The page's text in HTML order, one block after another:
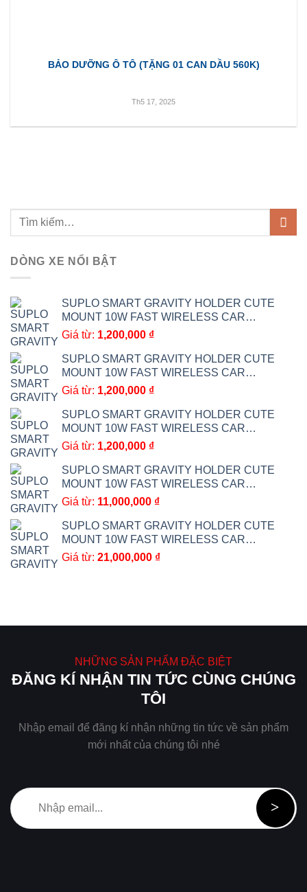
BẢO DƯỠNG Ô TÔ (TẶNG 01 CAN DẦU 560K)
Th5 17, 2025
DÒNG XE NỔI BẬT
SUPLO SMART GRAVITY HOLDER CUTE
MOUNT 10W FAST WIRELESS CAR
CHARGER BRACKET CAR ACCESSORIES 7
Giá từ: 1,200,000 ₫
SUPLO SMART GRAVITY HOLDER CUTE
MOUNT 10W FAST WIRELESS CAR
CHARGER BRACKET CAR ACCESSORIES 6
Giá từ: 1,200,000 ₫
SUPLO SMART GRAVITY HOLDER CUTE
MOUNT 10W FAST WIRELESS CAR
CHARGER BRACKET CAR ACCESSORIES 5
Giá từ: 1,200,000 ₫
SUPLO SMART GRAVITY HOLDER CUTE
MOUNT 10W FAST WIRELESS CAR
CHARGER BRACKET CAR ACCESSORIES 4
Giá từ: 11,000,000 ₫
SUPLO SMART GRAVITY HOLDER CUTE
MOUNT 10W FAST WIRELESS CAR
CHARGER BRACKET CAR ACCESSORIES 4
Giá từ: 21,000,000 ₫
NHỮNG SẢN PHẨM ĐẶC BIỆT
ĐĂNG KÍ NHẬN TIN TỨC CÙNG CHÚNG
TÔI
Nhập email để đăng kí nhận những tin tức về sản phẩm
mới nhất của chúng tôi nhé